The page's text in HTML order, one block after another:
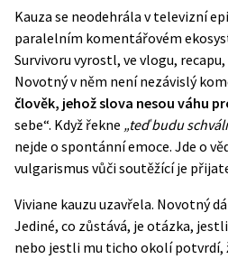
Kauza se neodehrála v televizní
paralelním komentářovém
Survivoru vyrostl, ve vlogu,
Novotný v něm není nezávislý
člověk, jehož slova nesou váhu
sebe“. Když řekne „teď budu
nejde o spontánní emoce. Jde o
vulgarismus vůči soutěžící je
Viviane kauzu uzavřela. Novotný
Jediné, co zůstává, je otázka,
nebo jestli mu ticho okolí potvrdí,